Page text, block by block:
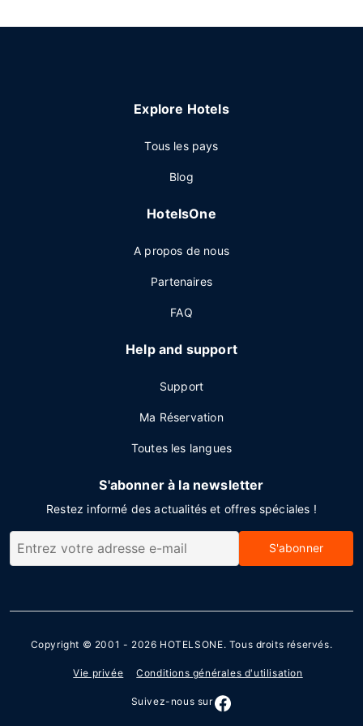
Explore Hotels
Tous les pays
Blog
HotelsOne
A propos de nous
Partenaires
FAQ
Help and support
Support
Ma Réservation
Toutes les langues
S'abonner à la newsletter
Restez informé des actualités et offres spéciales !
S'abonner
Copyright © 2001 - 2026 HOTELSONE. Tous droits réservés.
Vie privée Conditions générales d'utilisation
Suivez-nous sur